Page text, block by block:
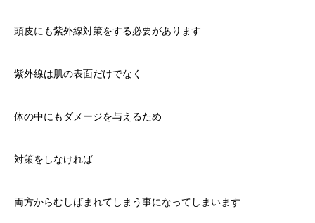
頭皮にも紫外線対策をする必要があります
紫外線は肌の表面だけでなく
体の中にもダメージを与えるため
対策をしなければ
両方からむしばまれてしまう事になってしまいます